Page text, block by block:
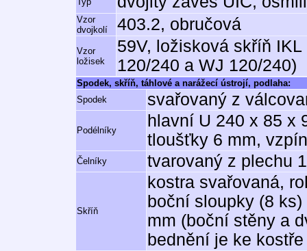
Vzor
dvojkolí
403.2, obručová
Vzor
ložisek
59V, ložisková skříň
120/240 a WJ 120/240)
Spodek, skříň, táhlové a narážecí ústrojí, podlaha:
Spodek
svařovaný z
Podélníky
hlavní U 240 x 85 x
tloušťky 6 mm,
Čelníky tvarovaný z plechu
Skříň
kostra svařovaná,
boční sloupky (8
mm (boční stěny a
bednění je ke